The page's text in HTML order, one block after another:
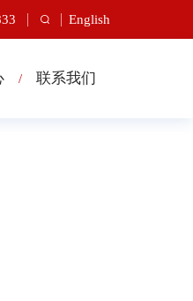
English
/ 联系我们